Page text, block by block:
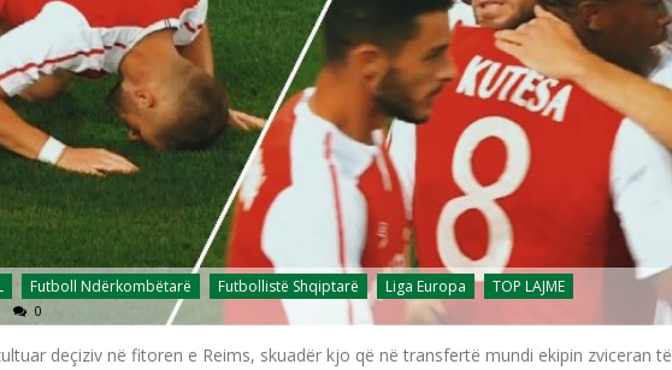
Futboll Ndërkombëtarë Futbollistë Shqiptarë Liga Europa TOP LAJME
0
deçiziv në fitoren e Reims, skuadër kjo që në transfertë mundi ekipin zviceran të